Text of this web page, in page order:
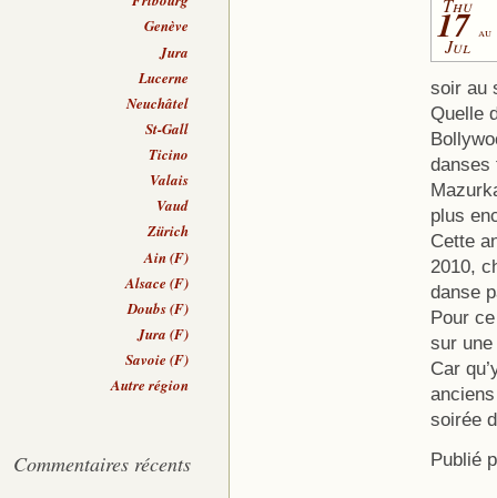
17
Jul
au
soir au
Quelle
danses
plus
Cette
2010,
danse
Pour
sur
Car
soirée
Publié
Genève
Jura
Lucerne
Neuchâtel
St-Gall
Ticino
Valais
Vaud
Zürich
Ain (F)
Alsace (F)
Doubs (F)
Jura (F)
Savoie (F)
Autre région
Commentaires récents